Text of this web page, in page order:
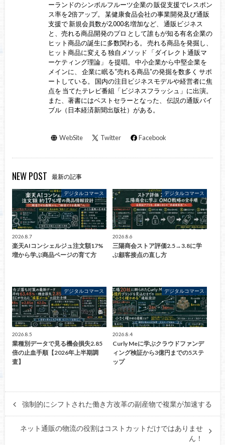
ーランドのシンボルフルーツ企業の 販促支援でレスポン
ス率を2倍アップ。 某健康食品会社の事業開発及び通販
支援で 新規会員数が2,000名増加など、 通販ビジネス
と、売れる商品開発のプロ として誰もが知る有名企業の
ヒット商品の誕生に多数関わる。 売れる商品を発掘し、
ヒット商品に変える 独自メソッド 「ダイレクト通販マ
ーケティング理論」 を提唱。 中小企業から中堅企業を
メインに、 企業に眠る“売れる商品”の発掘を数多く サポ
ートしている。 国内の注目ビジネスモデルや経営者に焦
点を 当てたテレビ番組「ビジネスフラッシュ」に出演。
また、著書にはベストセラーとなった、 伝説の通販バイ
ブル（日本経済新聞出版社）がある。
WebSite Twitter Facebook
NEW POST 最新の記事
デジタルコマース
2026.8.7
楽天AIコンシェルジュ注文額17%
増から学ぶ商品ページの育て方
デジタルコマース
2026.8.6
三陽商会ストア評価2.5→3.8に学
ぶ顧客接点の直し方
デジタルコマース
2026.8.5
業種別データで見る機会損失2.85
倍の止血手順【2026年上半期調
査】
デジタルコマース
2026.8.4
Curly Meに学ぶクラウドファンデ
ィング検証から3億円までの5ステ
ップ
強制的にシフトされた働き方改革の副産物で複業が加速する
ネット通販の物流の役割はコストカットだけではありませ
ん！